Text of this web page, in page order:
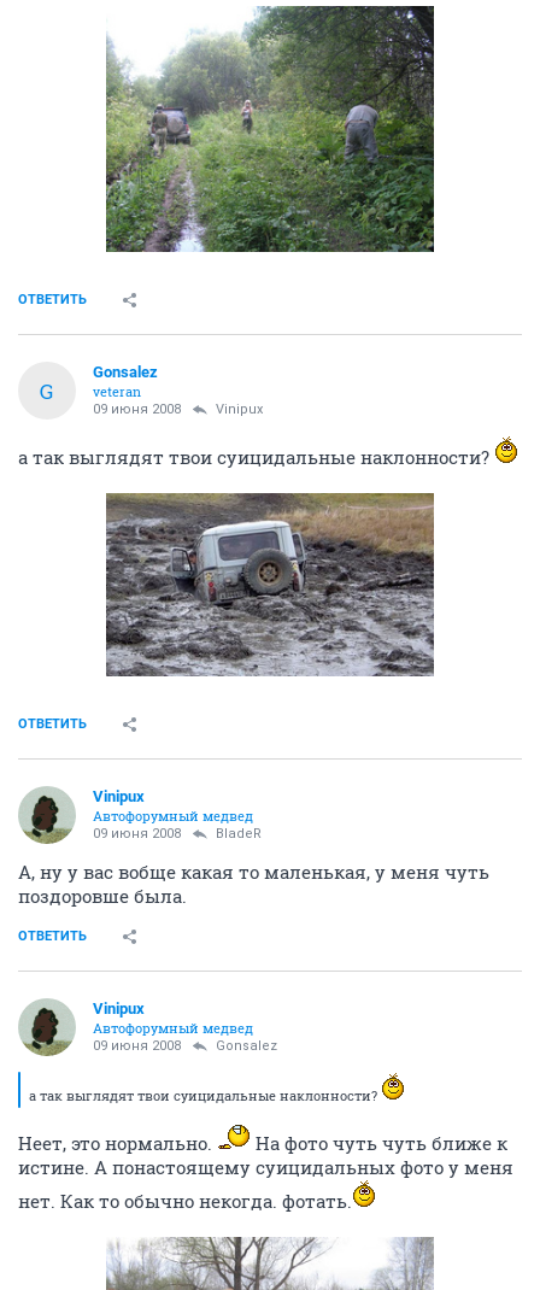
ОТВЕТИТЬ
G
Gonsalez
veteran
09 июня 2008 Vinipux
а так выглядят твои суицидальные наклонности?
ОТВЕТИТЬ
Vinipux
Автофорумный медвед
09 июня 2008 BladeR
А, ну у вас вобще какая то маленькая, у меня чуть
поздоровше была.
ОТВЕТИТЬ
Vinipux
Автофорумный медвед
09 июня 2008 Gonsalez
а так выглядят твои суицидальные наклонности?
Неет, это нормально.
На фото чуть чуть ближе к
истине. А понастоящему суицидальных фото у меня
нет. Как то обычно некогда. фотать.